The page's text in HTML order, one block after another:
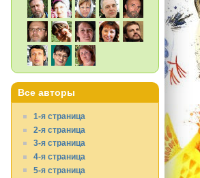
Все авторы
1-я страница
2-я страница
3-я страница
4-я страница
5-я страница